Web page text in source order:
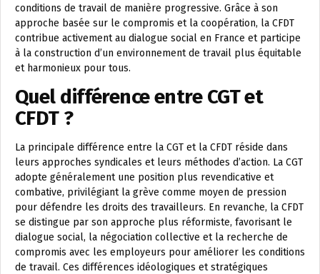
conditions de travail de manière progressive. Grâce à son
approche basée sur le compromis et la coopération, la CFDT
contribue activement au dialogue social en France et participe
à la construction d’un environnement de travail plus équitable
et harmonieux pour tous.
Quel différence entre CGT et
CFDT ?
La principale différence entre la CGT et la CFDT réside dans
leurs approches syndicales et leurs méthodes d’action. La CGT
adopte généralement une position plus revendicative et
combative, privilégiant la grève comme moyen de pression
pour défendre les droits des travailleurs. En revanche, la CFDT
se distingue par son approche plus réformiste, favorisant le
dialogue social, la négociation collective et la recherche de
compromis avec les employeurs pour améliorer les conditions
de travail. Ces différences idéologiques et stratégiques